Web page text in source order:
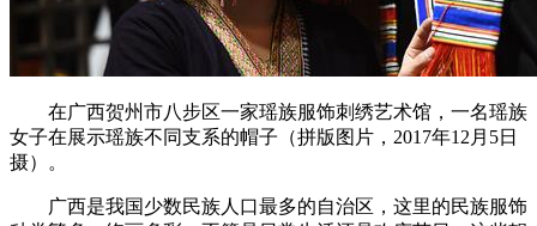
在广西贺州市八步区一家瑶族服饰刺绣艺术馆，一名瑶族
女子在展示瑶族不同支系的帽子（拼版图片，2017年12月5日
摄）。
广西是我国少数民族人口最多的自治区，这里的民族服饰